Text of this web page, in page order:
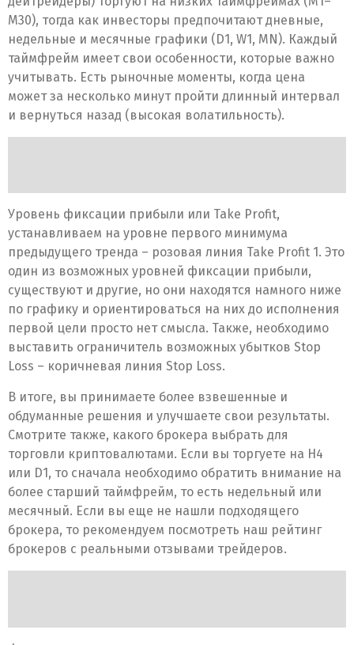
M30), тогда как инвесторы предпочитают дневные,
недельные и месячные графики (D1, W1, MN). Каждый
таймфрейм имеет свои особенности, которые важно
учитывать. Есть рыночные моменты, когда цена
может за несколько минут пройти длинный интервал
и вернуться назад (высокая волатильность).
Уровень фиксации прибыли или Take Profit,
устанавливаем на уровне первого минимума
предыдущего тренда – розовая линия Take Profit 1. Это
один из возможных уровней фиксации прибыли,
существуют и другие, но они находятся намного ниже
по графику и ориентироваться на них до исполнения
первой цели просто нет смысла. Также, необходимо
выставить ограничитель возможных убытков Stop
Loss – коричневая линия Stop Loss.
В итоге, вы принимаете более взвешенные и
обдуманные решения и улучшаете свои результаты.
Смотрите также, какого брокера выбрать для
торговли криптовалютами. Если вы торгуете на H4
или D1, то сначала необходимо обратить внимание на
более старший таймфрейм, то есть недельный или
месячный. Если вы еще не нашли подходящего
брокера, то рекомендуем посмотреть наш рейтинг
брокеров с реальными отзывами трейдеров.